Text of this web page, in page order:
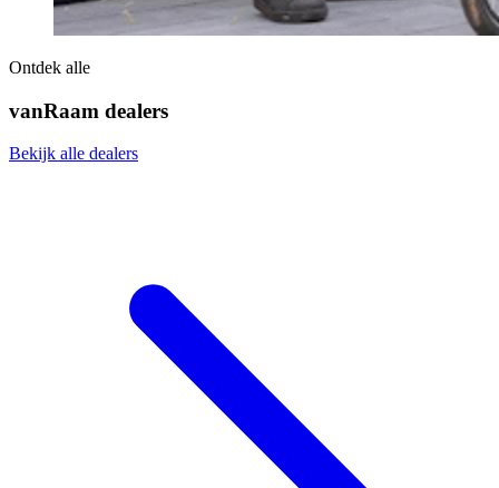
Ontdek alle
vanRaam dealers
Bekijk alle dealers